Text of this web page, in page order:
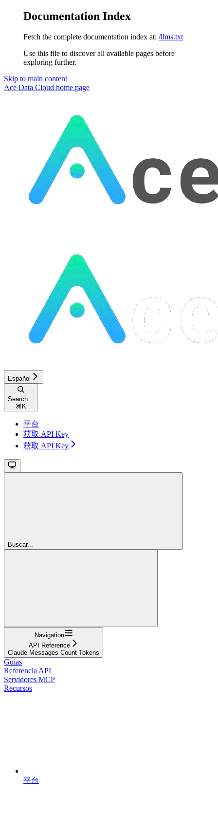
Documentation Index
Fetch the complete documentation index at: /llms.txt
Use this file to discover all available pages before
exploring further.
Skip to main content
Ace Data Cloud home page
Español
Search...
⌘ K
平台
获取 API Key
获取 API Key
Buscar...
Navigation
API Reference
Claude Messages Count Tokens
Guías
Referencia API
Servidores MCP
Recursos
平台